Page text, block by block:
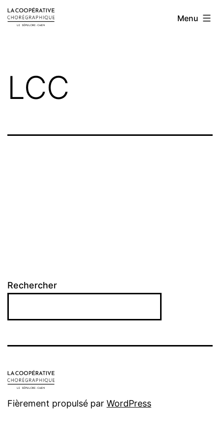
Aller
auLA
Menu
LCC
Rechercher
Fièrement propulsé par WordPress